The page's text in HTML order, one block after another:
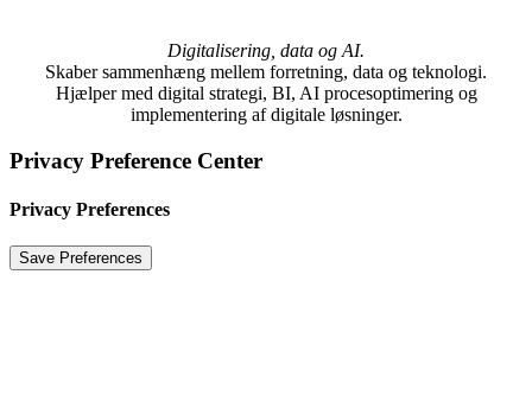
Digitalisering, data og AI.
Skaber sammenhæng mellem forretning, data og teknologi.
Hjælper med digital strategi, BI, AI procesoptimering og
implementering af digitale løsninger.
Privacy Preference Center
Privacy Preferences